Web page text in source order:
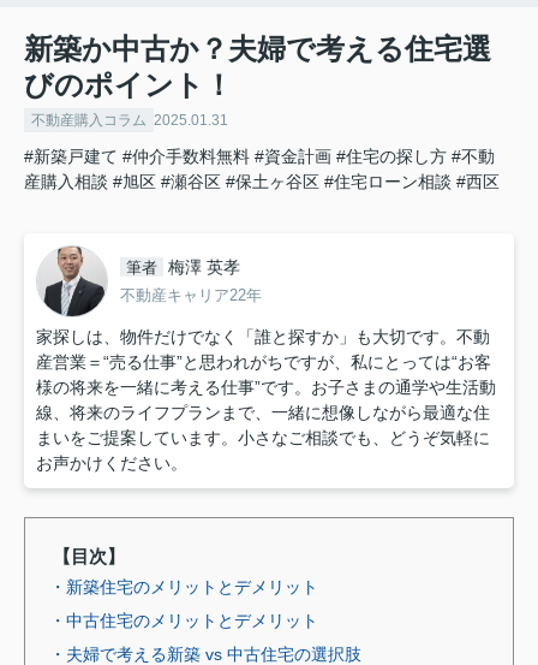
新築か中古か？夫婦で考える住宅選
びのポイント！
不動産購入コラム 2025.01.31
#新築戸建て #仲介手数料無料 #資金計画 #住宅の探し方 #不動
産購入相談 #旭区 #瀬谷区 #保土ヶ谷区 #住宅ローン相談 #西区
筆者 梅澤 英孝
不動産キャリア22年
家探しは、物件だけでなく「誰と探すか」も大切です。不動
産営業＝“売る仕事”と思われがちですが、私にとっては“お客
様の将来を一緒に考える仕事”です。お子さまの通学や生活動
線、将来のライフプランまで、一緒に想像しながら最適な住
まいをご提案しています。小さなご相談でも、どうぞ気軽に
お声かけください。
【目次】
・新築住宅のメリットとデメリット
・中古住宅のメリットとデメリット
・夫婦で考える新築 vs 中古住宅の選択肢